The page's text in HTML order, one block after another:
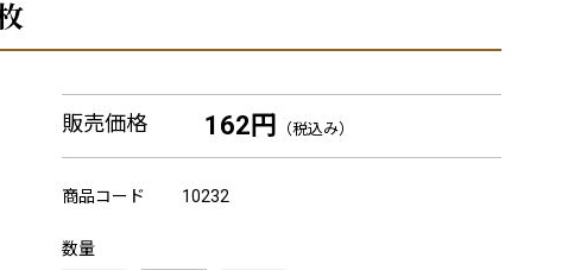
販売価格 162円 （税込み）
商品コード 10232
数量